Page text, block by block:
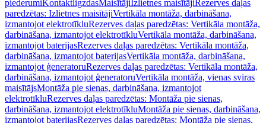
piederumiKontaktligzdasMaisītājiIzlietnes maisītājiRezerves daļas
paredzētas: Izlietnes maisītājiVertikāla montāža, darbināšana,
izmantojot elektrotīkluRezerves daļas paredzētas: Vertikāla montāža,
darbināšana, izmantojot elektrotīkluVertikāla montāža, darbināšana,
izmantojot baterijasRezerves daļas paredzētas: Vertikāla montāža,
darbināšana, izmantojot baterijasVertikāla montāža, darbināšana,
izmantojot ģeneratoruRezerves daļas paredzētas: Vertikāla montāža,
darbināšana, izmantojot ģeneratoruVertikāla montāža, vienas sviras
maisītājsMontāža pie sienas, darbināšana, izmantojot
elektrotīkluRezerves daļas paredzētas: Montāža pie sienas,
darbināšana, izmantojot elektrotīkluMontāža pie sienas, darbināšana,
izmantojot baterijasRezerves daļas paredzētas: Montāža pie sienas,